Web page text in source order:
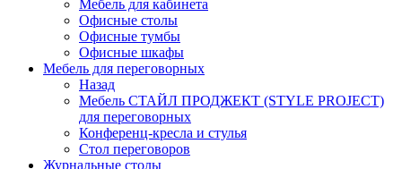
Мебель для кабинета
Офисные столы
Офисные тумбы
Офисные шкафы
Мебель для переговорных
Назад
Мебель СТАЙЛ ПРОДЖЕКТ (STYLE PROJECT)
для переговорных
Конференц-кресла и стулья
Стол переговоров
Журнальные столы